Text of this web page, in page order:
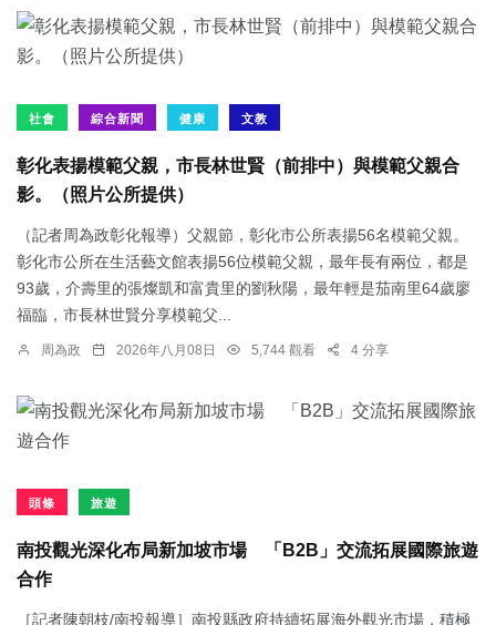
社會 綜合新聞 健康 文教
彰化表揚模範父親，市長林世賢（前排中）與模範父親合
影。（照片公所提供）
（記者周為政彰化報導）父親節，彰化市公所表揚56名模範父親。
彰化市公所在生活藝文館表揚56位模範父親，最年長有兩位，都是
93歲，介壽里的張燦凱和富貴里的劉秋陽，最年輕是茄南里64歲廖
福臨，市長林世賢分享模範父...
周為政 2026年八月08日 5,744 觀看 4 分享
頭條 旅遊
南投觀光深化布局新加坡市場 「B2B」交流拓展國際旅遊
合作
［記者陳朝枝/南投報導］南投縣政府持續拓展海外觀光市場，積極